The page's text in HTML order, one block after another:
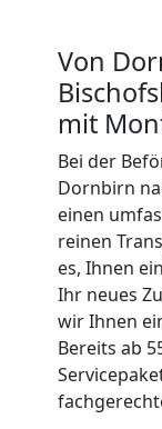
Von
mit
Bei der
Dornbirn
einen
reinen
es, Ihnen
Ihr neues
wir Ihnen
Bereits ab